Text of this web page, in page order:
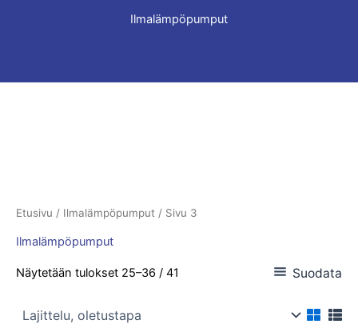
Ilmalämpöpumput
Etusivu / Ilmalämpöpumput / Sivu 3
Ilmalämpöpumput
Näytetään tulokset 25–36 / 41 Suodata